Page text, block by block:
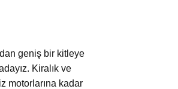
geniş bir kitleye
Kiralık ve
motorlarına kadar